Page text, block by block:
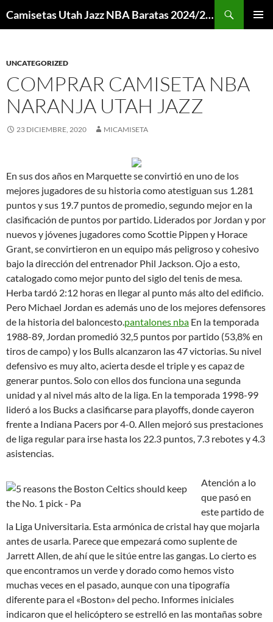
Camisetas Utah Jazz NBA Baratas 2024/2025 – Mi Camiseta NBA
UNCATEGORIZED
COMPRAR CAMISETA NBA
NARANJA UTAH JAZZ
23 DICIEMBRE, 2020 MICAMISETA
En sus dos años en Marquette se convirtió en uno de los
mejores jugadores de su historia como atestiguan sus 1.281
puntos y sus 19.7 puntos de promedio, segundo mejor en la
clasificación de puntos por partido. Liderados por Jordan y por
nuevos y jóvenes jugadores como Scottie Pippen y Horace
Grant, se convirtieron en un equipo más peligroso y cohesivo
bajo la dirección del entrenador Phil Jackson. Ojo a esto,
catalogado como mejor punto del siglo del tenis de mesa.
Herba tardó 2:12 horas en llegar al punto más alto del edificio.
Pero Michael Jordan es además uno de los mejores defensores
de la historia del baloncesto.pantalones nba En la temporada
1988-89, Jordan promedió 32,5 puntos por partido (53,8% en
tiros de campo) y los Bulls alcanzaron las 47 victorias. Su nivel
defensivo es muy alto, acierta desde el triple y es capaz de
generar puntos. Solo con ellos dos funciona una segunda
unidad y al nivel más alto de la liga. En la temporada 1998-99
lideró a los Bucks a clasificarse para playoffs, donde cayeron
frente a Indiana Pacers por 4-0. Allen mejoró sus prestaciones
de liga regular para irse hasta los 22.3 puntos, 7.3 rebotes y 4.3
asistencias.
Atención a lo
que pasó en
este partido de
la Liga Universitaria. Esta armónica de cristal hay que mojarla
antes de usarla. Parece que empezará como suplente de
Jarrett Allen, de ahí que le sitúe entre las gangas. Lo cierto es
que encontramos un verde y dorado como hemos visto
muchas veces en el pasado, aunque con una tipografía
diferente para el «Boston» del pecho. Informes iniciales
indicaron que el helicóptero se estrelló en las montañas sobre